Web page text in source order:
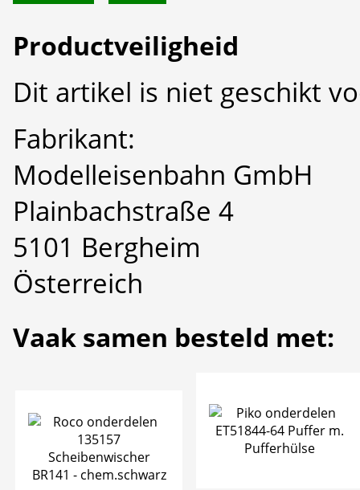
Productveiligheid
Dit artikel is niet geschikt
Fabrikant:
Modelleisenbahn GmbH
Plainbachstraße 4
5101 Bergheim
Österreich
Vaak samen besteld met: